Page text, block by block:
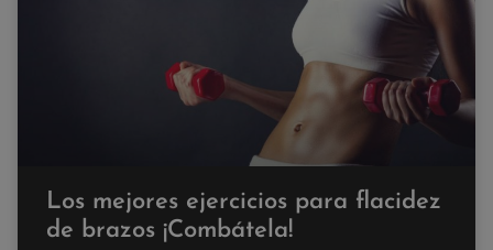
Los mejores ejercicios para flacidez
de brazos ¡Combátela!